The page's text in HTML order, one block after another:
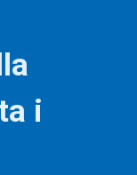
i